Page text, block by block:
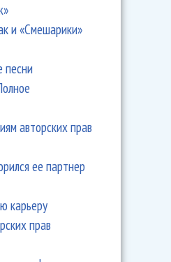
и «Смешарики»
песни
авторских прав
ее партнер
карьеру
прав